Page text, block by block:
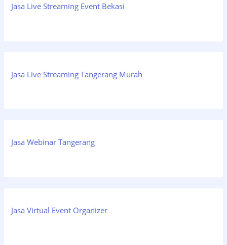
Jasa Live Streaming Event Bekasi
Jasa Live Streaming Tangerang Murah
Jasa Webinar Tangerang
Jasa Virtual Event Organizer